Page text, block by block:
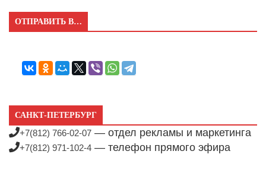
ОТПРАВИТЬ В…
САНКТ-ПЕТЕРБУРГ
+7(812) 766-02-07 — отдел рекламы и маркетинга
+7(812) 971-102-4 — телефон прямого эфира